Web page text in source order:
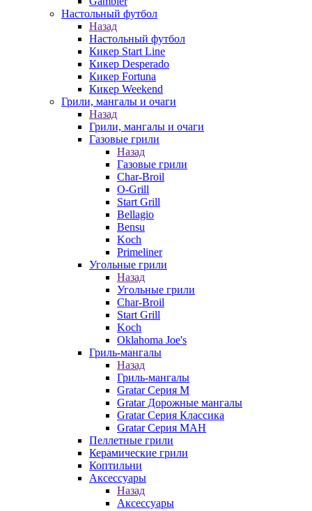
Настольный футбол
Назад
Настольный футбол
Кикер Start Line
Кикер Desperado
Кикер Fortuna
Кикер Weekend
Грили, мангалы и очаги
Назад
Грили, мангалы и очаги
Газовые грили
Назад
Газовые грили
Char-Broil
O-Grill
Start Grill
Bellagio
Bensu
Koch
Primeliner
Угольные грили
Назад
Угольные грили
Char-Broil
Start Grill
Koch
Oklahoma Joe's
Гриль-мангалы
Назад
Гриль-мангалы
Gratar Серия M
Gratar Дорожные мангалы
Gratar Серия Классика
Gratar Серия МАН
Пеллетные грили
Керамические грили
Коптильни
Аксессуары
Назад
Аксессуары